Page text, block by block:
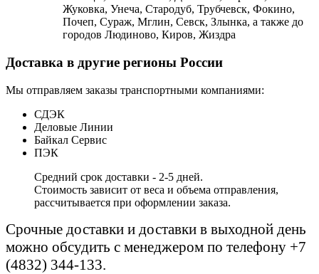
Жуковка, Унеча, Стародуб, Трубчевск, Фокино,
Почеп, Сураж, Мглин, Севск, Злынка, а также до
городов Людиново, Киров, Жиздра
Доставка в другие регионы России
Мы отправляем заказы транспортными компаниями:
СДЭК
Деловые Линии
Байкал Сервис
ПЭК
Средний срок доставки - 2-5 дней.
Стоимость зависит от веса и объема отправления,
рассчитывается при оформлении заказа.
Срочные доставки и доставки в выходной день
можно обсудить с менеджером по телефону +7
(4832) 344-133.